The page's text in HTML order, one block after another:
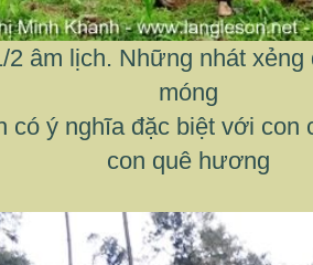
2 âm lịch. Những nhát
móng
có ý nghĩa đặc biệt với con
con quê hương